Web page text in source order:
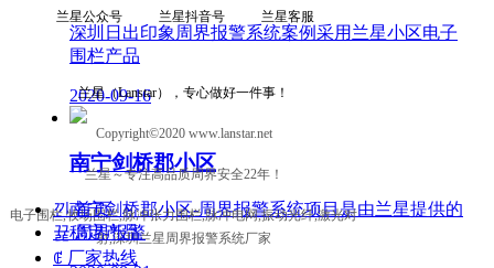
深圳日出印象周界报警系统案例采用兰星小区电子
围栏产品
2020-09-16
南宁剑桥郡小区
南宁剑桥郡小区-周界报警系统项目是由兰星提供的
稳定产品
兰星公众号 兰星抖音号 兰星客服
兰星（Lanstar），专心做好一件事！
Copyright©2020 www.lanstar.net
兰星～专注高品质周界安全22年！
电子围栏,牧场围栏,脉冲张力围栏,脉冲电网,振动光纤,激光对
射,深圳兰星周界报警系统厂家
낀 首页
뀵 周界报警
ꂅ 厂家热线